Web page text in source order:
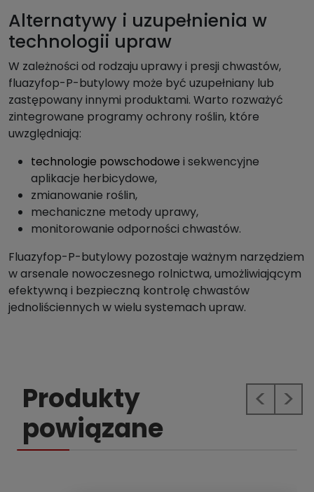
Alternatywy i uzupełnienia w
technologii upraw
W zależności od rodzaju uprawy i presji chwastów,
fluazyfop-P-butylowy może być uzupełniany lub
zastępowany innymi produktami. Warto rozważyć
zintegrowane programy ochrony roślin, które
uwzględniają:
technologie powschodowe i sekwencyjne
aplikacje herbicydowe,
zmianowanie roślin,
mechaniczne metody uprawy,
monitorowanie odporności chwastów.
Fluazyfop-P-butylowy pozostaje ważnym narzędziem
w arsenale nowoczesnego rolnictwa, umożliwiającym
efektywną i bezpieczną kontrolę chwastów
jednoliściennych w wielu systemach upraw.
Produkty
powiązane
PreviousNext